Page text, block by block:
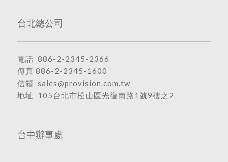
台北總公司
電話 886-2-2345-2366
傳真 886-2-2345-1600
信箱 sales@provision.com.tw
地址 105台北市松山區光復南路1號9樓之2
台中辦事處